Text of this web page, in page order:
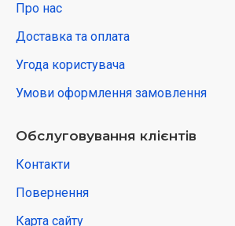
Про нас
Доставка та оплата
Угода користувача
Умови оформлення замовлення
Обслуговування клієнтів
Контакти
Повернення
Карта сайту